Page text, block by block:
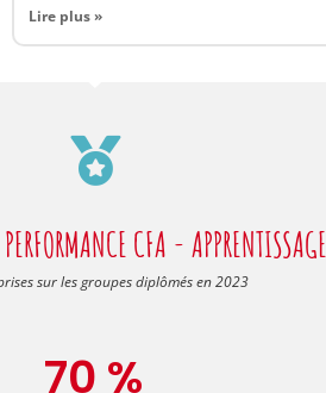
Lire plus »
CFA - APPRENTISSAGE
sur les groupes diplômés en 2023
70 %